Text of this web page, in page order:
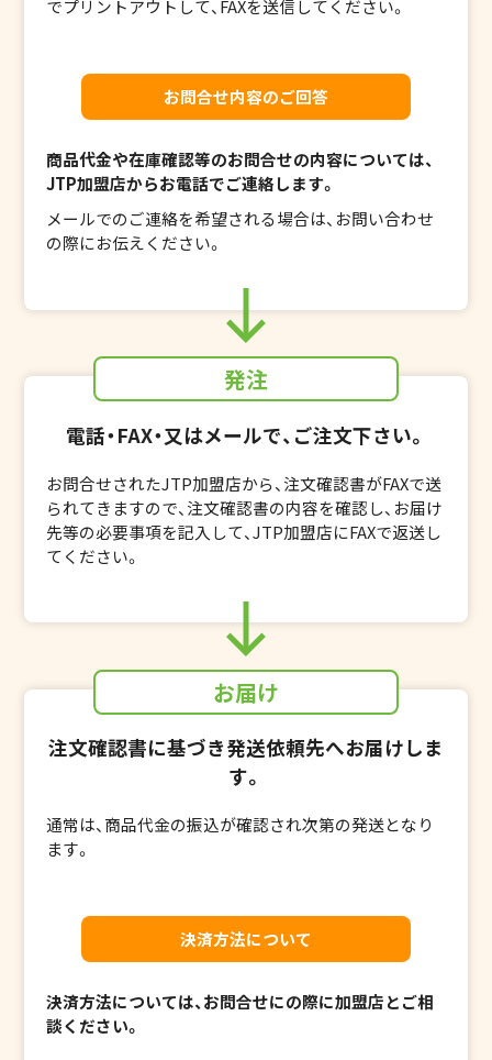
でプリントアウトして、FAXを送信してください。
お問合せ内容のご回答
商品代金や在庫確認等のお問合せの内容については、
JTP加盟店からお電話でご連絡します。
メールでのご連絡を希望される場合は、お問い合わせ
の際にお伝えください。
発注
電話・FAX・又はメールで、ご注文下さい。
お問合せされたJTP加盟店から、注文確認書がFAXで送
られてきますので、 注文確認書の内容を確認し、お届け
先等の必要事項を記入して、JTP加盟店にFAXで返送し
てください。
お届け
注文確認書に基づき発送依頼先へお届けしま
す。
通常は、商品代金の振込が確認され次第の発送となり
ます。
決済方法について
決済方法については、お問合せにの際に加盟店とご相
談ください。